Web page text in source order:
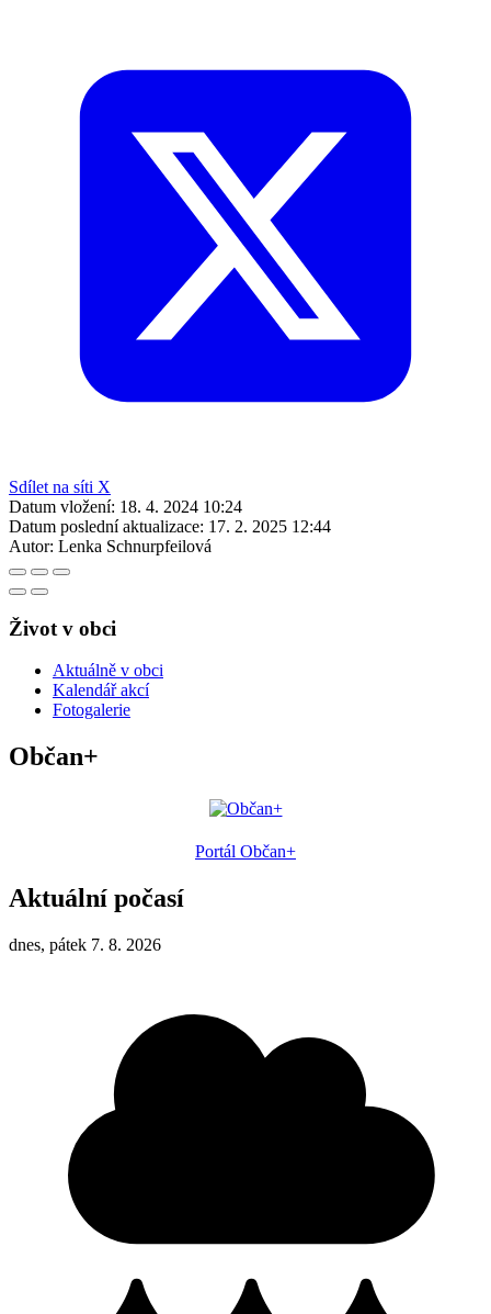
Sdílet na síti X
Datum vložení: 18. 4. 2024 10:24
Datum poslední aktualizace: 17. 2. 2025 12:44
Autor: Lenka Schnurpfeilová
Život v obci
Aktuálně v obci
Kalendář akcí
Fotogalerie
Občan+
Portál Občan+
Aktuální počasí
dnes, pátek 7. 8. 2026